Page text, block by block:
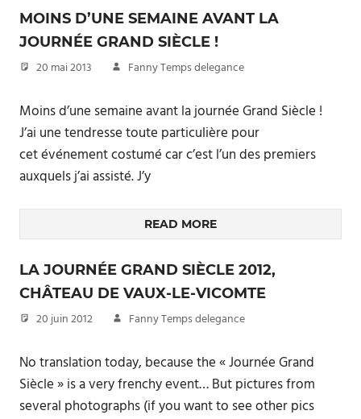
MOINS D’UNE SEMAINE AVANT LA
JOURNÉE GRAND SIÈCLE !
20 mai 2013 Fanny Temps delegance
Moins d’une semaine avant la journée Grand Siècle !
J’ai une tendresse toute particulière pour
cet événement costumé car c’est l’un des premiers
auxquels j’ai assisté. J’y
READ MORE
LA JOURNÉE GRAND SIÈCLE 2012,
CHÂTEAU DE VAUX-LE-VICOMTE
20 juin 2012 Fanny Temps delegance
No translation today, because the « Journée Grand
Siècle » is a very frenchy event… But pictures from
several photographs (if you want to see other pics